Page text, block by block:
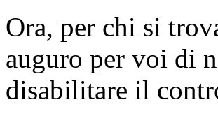
Ora, per chi si
auguro per voi di
disabilitare il